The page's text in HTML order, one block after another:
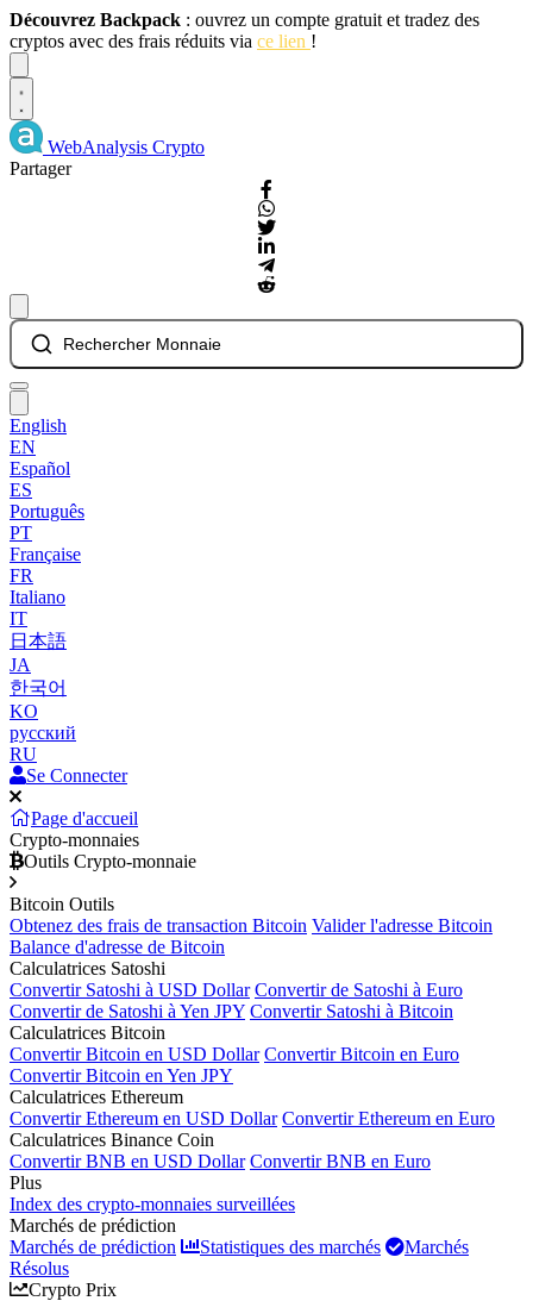
Découvrez Backpack : ouvrez un compte gratuit et tradez des
cryptos avec des frais réduits via ce lien !
WebAnalysis Crypto
Partager
Rechercher Monnaie
English
EN
Español
ES
Português
PT
Française
FR
Italiano
IT
日本語
JA
한국어
KO
русский
RU
Se Connecter
Page d'accueil
Crypto-monnaies
Outils Crypto-monnaie
Bitcoin Outils
Obtenez des frais de transaction Bitcoin Valider l'adresse Bitcoin
Balance d'adresse de Bitcoin
Calculatrices Satoshi
Convertir Satoshi à USD Dollar Convertir de Satoshi à Euro
Convertir de Satoshi à Yen JPY Convertir Satoshi à Bitcoin
Calculatrices Bitcoin
Convertir Bitcoin en USD Dollar Convertir Bitcoin en Euro
Convertir Bitcoin en Yen JPY
Calculatrices Ethereum
Convertir Ethereum en USD Dollar Convertir Ethereum en Euro
Calculatrices Binance Coin
Convertir BNB en USD Dollar Convertir BNB en Euro
Plus
Index des crypto-monnaies surveillées
Marchés de prédiction
Marchés de prédiction
Statistiques des marchés
Marchés
Résolus
Crypto Prix